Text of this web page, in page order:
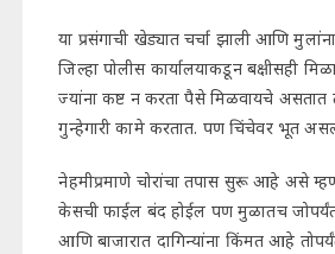
या प्रसंगाची खेड्यात चर्चा झाली आणि मुलांना
जिल्हा पोलीस कार्यालयाकडून बक्षीसही
ज्यांना कष्ट न करता पैसे मिळवायचे
गुन्हेगारी कामे करतात. पण चिंचेवर भूत
नेहमीप्रमाणे चोरांचा तपास सुरू आहे असे
केसची फाईल बंद होईल पण मुळातच जोपर्यंत
आणि बाजारात दागिन्यांना किंमत आहे